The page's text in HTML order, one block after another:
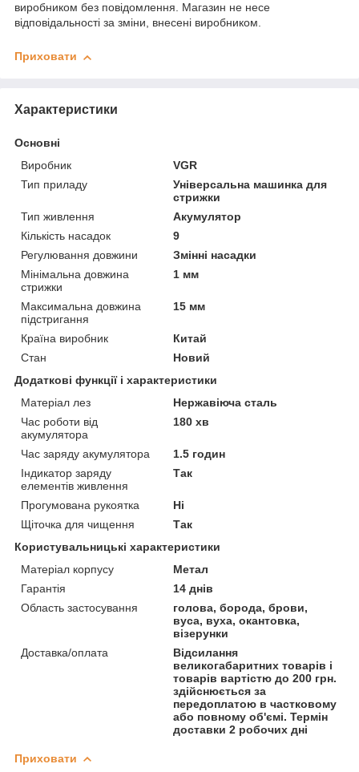
виробником без повідомлення. Магазин не несе
відповідальності за зміни, внесені виробником.
Приховати
Характеристики
Основні
Виробник
VGR
Тип приладу
Універсальна машинка для
стрижки
Тип живлення
Акумулятор
Кількість насадок
9
Регулювання довжини
Змінні насадки
Мінімальна довжина
стрижки
1 мм
Максимальна довжина
підстригання
15 мм
Країна виробник
Китай
Стан
Новий
Додаткові функції і характеристики
Матеріал лез
Нержавіюча сталь
Час роботи від
акумулятора
180 хв
Час заряду акумулятора
1.5 годин
Індикатор заряду
елементів живлення
Так
Прогумована рукоятка
Ні
Щіточка для чищення
Так
Користувальницькі характеристики
Матеріал корпусу
Метал
Гарантія
14 днів
Область застосування
голова, борода, брови,
вуса, вуха, окантовка,
візерунки
Доставка/оплата
Відсилання
великогабаритних товарів і
товарів вартістю до 200 грн.
здійснюється за
передоплатою в частковому
або повному об'ємі. Термін
доставки 2 робочих дні
Приховати